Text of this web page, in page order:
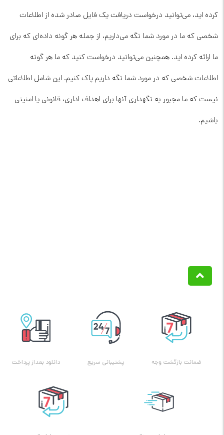
کرده اید، می‌توانید درخواست دریافت یک فایل صادر شده از اطلاعات
شخصی که ما در مورد شما نگه می‌داریم، از جمله هر گونه داده‌ای که برای
ما ارائه کرده اید. همچنین می‌توانید درخواست کنید که ما هر گونه
اطلاعات شخصی که در مورد شما نگه داریم پاک کنیم. این شامل اطلاعاتی
نیست که ما مجبور به نگهداری آنها برای اهداف اداری، قانونی یا امنیتی
باشیم.
ضمانت بازگشت وجه پشتیبانی سریع دانلود بعداز پرداخت